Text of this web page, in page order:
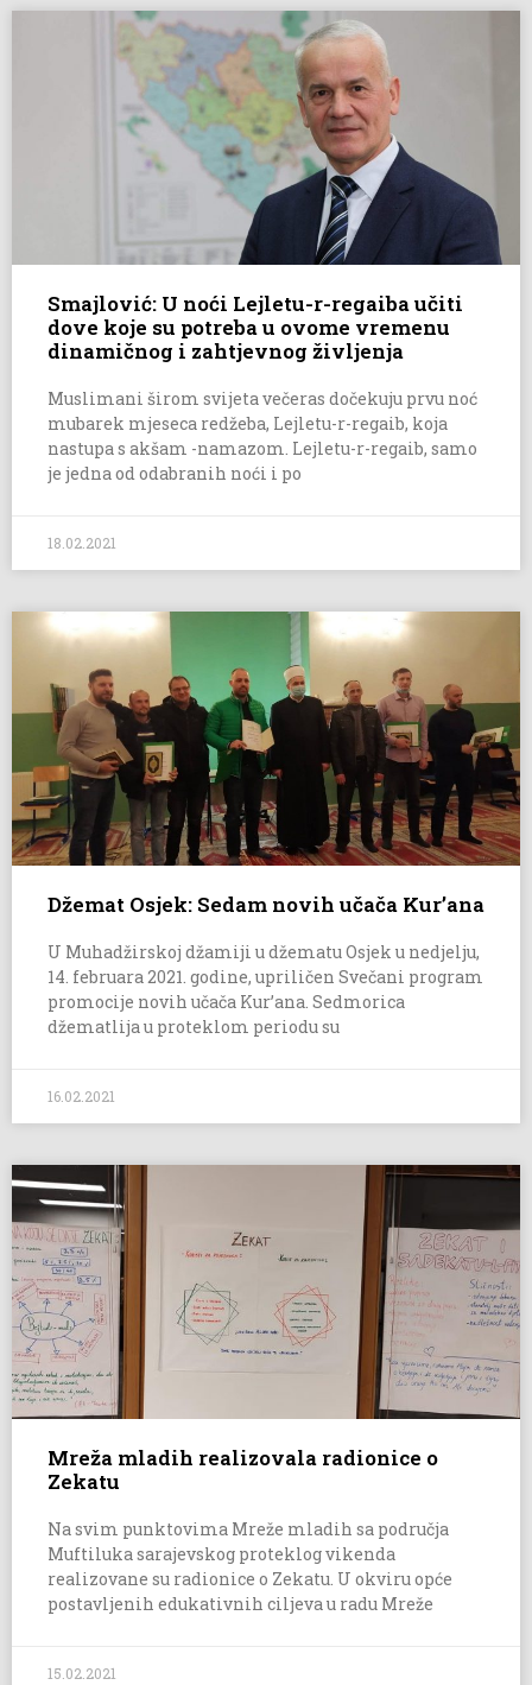
Smajlović: U noći Lejletu-r-regaiba učiti
dove koje su potreba u ovome vremenu
dinamičnog i zahtjevnog življenja
Muslimani širom svijeta večeras dočekuju prvu noć
mubarek mjeseca redžeba, Lejletu-r-regaib, koja
nastupa s akšam -namazom. Lejletu-r-regaib, samo
je jedna od odabranih noći i po
18.02.2021
Džemat Osjek: Sedam novih učača Kur’ana
U Muhadžirskoj džamiji u džematu Osjek u nedjelju,
14. februara 2021. godine, upriličen Svečani program
promocije novih učača Kur’ana. Sedmorica
džematlija u proteklom periodu su
16.02.2021
Mreža mladih realizovala radionice o
Zekatu
Na svim punktovima Mreže mladih sa područja
Muftiluka sarajevskog proteklog vikenda
realizovane su radionice o Zekatu. U okviru opće
postavljenih edukativnih ciljeva u radu Mreže
15.02.2021